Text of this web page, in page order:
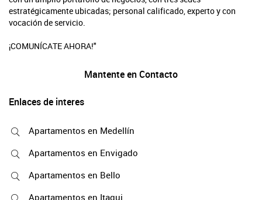
estratégicamente ubicadas; personal calificado, experto y con
vocación de servicio.
¡COMUNÍCATE AHORA!"
Mantente en Contacto
Enlaces de interes
Apartamentos en Medellín
Apartamentos en Envigado
Apartamentos en Bello
Apartamentos en Itagui